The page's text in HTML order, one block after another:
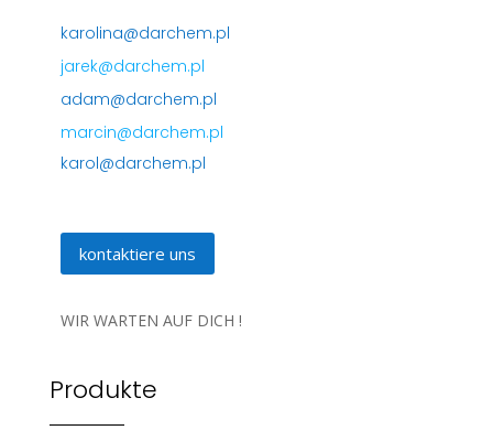
karolina@darchem.pl
jarek@darchem.pl
adam@darchem.pl
marcin@darchem.pl
karol@darchem.pl
kontaktiere uns
WIR WARTEN AUF DICH !
Produkte